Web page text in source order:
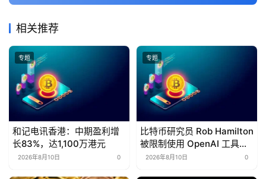
相关推荐
专题
和记电讯香港：中期盈利增
长83%，达1,100万港元
2026年8月10日 0
专题
比特币研究员 Rob Hamilton
被限制使用 OpenAI 工具
后，转而使用中国 AI。
2026年8月10日 0